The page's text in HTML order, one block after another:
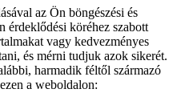
az Ön böngészési és
érdeklődési köréhez szabott
vagy kedvezményes
és mérni tudjuk azok sikerét.
harmadik féltől származó
a weboldalon: